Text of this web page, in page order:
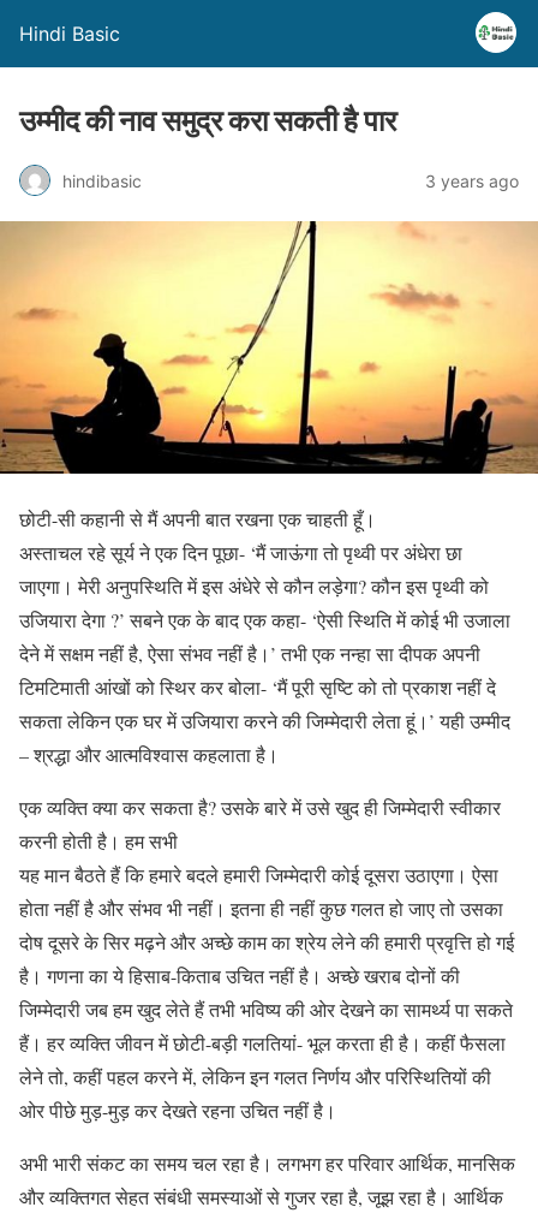
Hindi Basic
उम्मीद की नाव समुद्र करा सकती है पार
hindibasic 3 years ago
छोटी-सी कहानी से मैं अपनी बात रखना एक चाहती हूँ।
अस्ताचल रहे सूर्य ने एक दिन पूछा- ‘मैं जाऊंगा तो पृथ्वी पर अंधेरा छा
जाएगा। मेरी अनुपस्थिति में इस अंधेरे से कौन लड़ेगा? कौन इस पृथ्वी को
उजियारा देगा ?’ सबने एक के बाद एक कहा- ‘ऐसी स्थिति में कोई भी उजाला
देने में सक्षम नहीं है, ऐसा संभव नहीं है।’ तभी एक नन्हा सा दीपक अपनी
टिमटिमाती आंखों को स्थिर कर बोला- ‘मैं पूरी सृष्टि को तो प्रकाश नहीं दे
सकता लेकिन एक घर में उजियारा करने की जिम्मेदारी लेता हूं।’ यही उम्मीद
– श्रद्धा और आत्मविश्वास कहलाता है।
एक व्यक्ति क्या कर सकता है? उसके बारे में उसे खुद ही जिम्मेदारी स्वीकार
करनी होती है। हम सभी
यह मान बैठते हैं कि हमारे बदले हमारी जिम्मेदारी कोई दूसरा उठाएगा। ऐसा
होता नहीं है और संभव भी नहीं। इतना ही नहीं कुछ गलत हो जाए तो उसका
दोष दूसरे के सिर मढ़ने और अच्छे काम का श्रेय लेने की हमारी प्रवृत्ति हो गई
है। गणना का ये हिसाब-किताब उचित नहीं है। अच्छे खराब दोनों की
जिम्मेदारी जब हम खुद लेते हैं तभी भविष्य की ओर देखने का सामर्थ्य पा सकते
हैं। हर व्यक्ति जीवन में छोटी-बड़ी गलतियां- भूल करता ही है। कहीं फैसला
लेने तो, कहीं पहल करने में, लेकिन इन गलत निर्णय और परिस्थितियों की
ओर पीछे मुड़-मुड़ कर देखते रहना उचित नहीं है।
अभी भारी संकट का समय चल रहा है। लगभग हर परिवार आर्थिक, मानसिक
और व्यक्तिगत सेहत संबंधी समस्याओं से गुजर रहा है, जूझ रहा है। आर्थिक